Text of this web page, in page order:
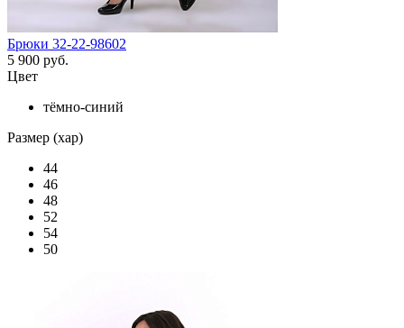
Брюки 32-22-98602
5 900 руб.
Цвет
тёмно-синий
Размер (хар)
44
46
48
52
54
50